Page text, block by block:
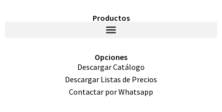
Productos
Opciones
Descargar Catálogo
Descargar Listas de Precios
Contactar por Whatsapp